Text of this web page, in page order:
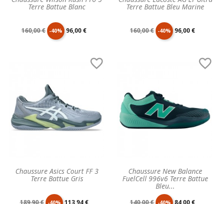
Terre Battue Blanc
Prix
160,00 € -40% Prix
96,00 €
Terre Battue Bleu Marine
Prix
160,00 € -40% Prix
96,00 €
Chaussure Asics Court FF 3
Terre Battue Gris

Prix
189,90 € -40% Prix
113,94 €
Chaussure New Balance
FuelCell 996v6 Terre Battue
Bleu...

Prix
140,00 € -40% Prix
84,00 €